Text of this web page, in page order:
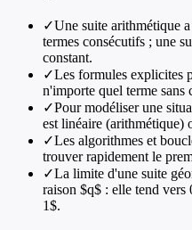
✓Une suite arithmétique
termes consécutifs ; une
constant.
✓Les formules explicites
n'importe quel terme sans
✓Pour modéliser une
est linéaire (arithmétique)
✓Les algorithmes et
trouver rapidement le
✓La limite d'une suite
raison $q$ : elle tend
1$.